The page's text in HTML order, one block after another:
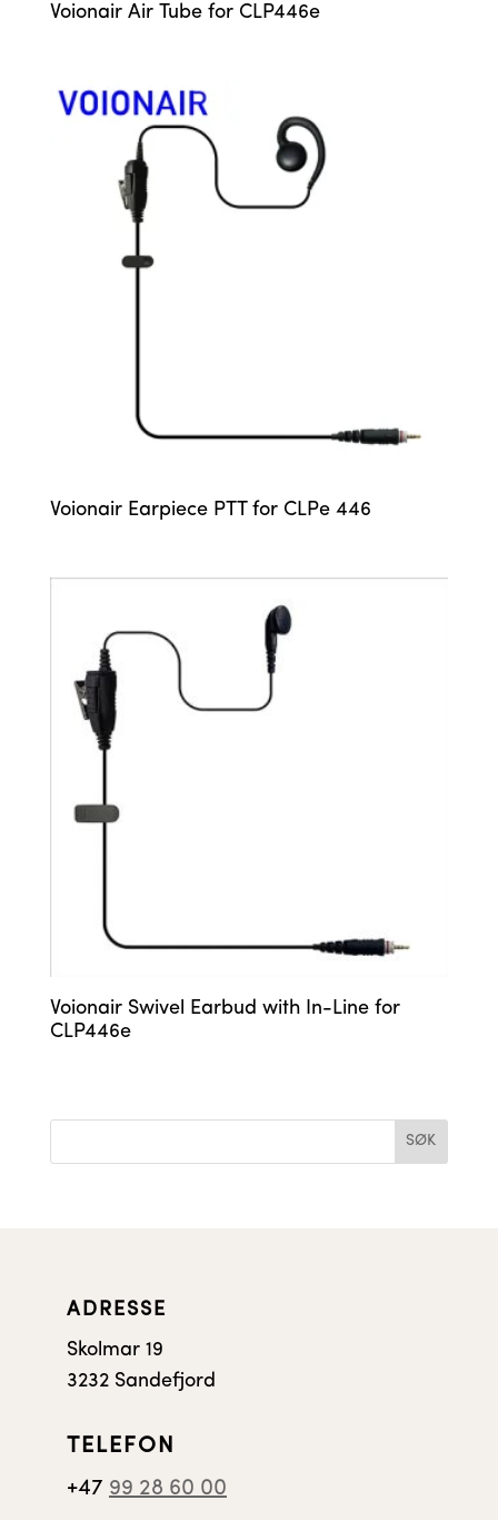
Voionair Air Tube for CLP446e
Voionair Earpiece PTT for CLPe 446
Voionair Swivel Earbud with In-Line for
CLP446e
SØK
ADRESSE
Skolmar 19
3232 Sandefjord
TELEFON
+47 99 28 60 00